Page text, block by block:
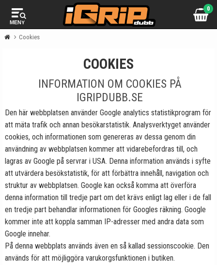
MENY
0
Cookies
COOKIES
INFORMATION OM COOKIES PÅ
IGRIPDUBB.SE
Den här webbplatsen använder Google analytics statistikprogram för
att mäta trafik och annan besökarstatistik. Analysverktyget använder
cookies, och informationen som genereras av dessa genom din
användning av webbplatsen kommer att vidarebefordras till, och
lagras av Google på servrar i USA. Denna information används i syfte
att utvärdera besökstatistik, för att förbättra innehåll, navigation och
struktur av webbplatsen. Google kan också komma att överföra
denna information till tredje part om det krävs enligt lag eller i de fall
en tredje part behandlar informationen för Googles räkning. Google
kommer inte att koppla samman IP-adresser med andra data som
Google innehar.
På denna webbplats används även en så kallad sessionscookie. Den
används för att möjliggöra varukorgsfunktionen i butiken.